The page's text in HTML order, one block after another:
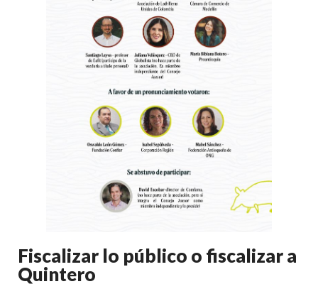
Fiscalizar lo público o fiscalizar a
Quintero